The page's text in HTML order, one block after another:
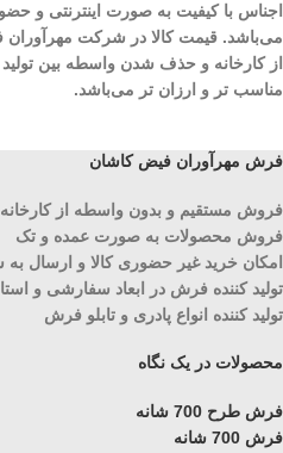
اجناس با کیفیت به صورت اینترنتی و
می‌باشد. قیمت کالا در شرکت
از کارخانه و حذف شدن واسطه بین تولید
مناسب تر و ارزان تر می‌باشد.
فرش مهرآوران فیض کاشان
فروش مستقیم و بدون واسطه از کارخانه
فروش محصولات به صورت عمده و تک
امکان خرید غیر حضوری کالا و ارسال به
تولید کننده فرش در ابعاد سفارشی و
تولید کننده انواع پادری و تابلو فرش
محصولات در یک نگاه
فرش طرح 700 شانه
فرش 700 شانه